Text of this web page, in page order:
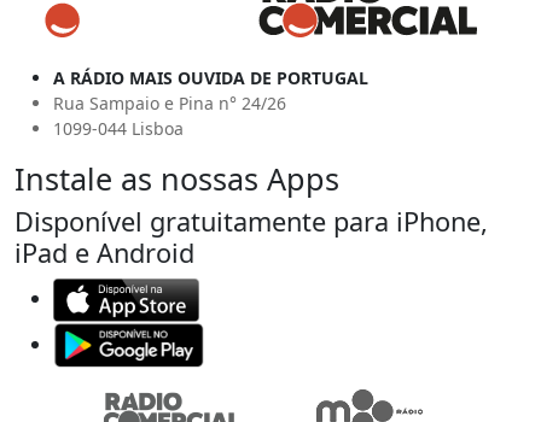
A RÁDIO MAIS OUVIDA DE PORTUGAL
Rua Sampaio e Pina n° 24/26
1099-044 Lisboa
Instale as nossas Apps
Disponível gratuitamente para iPhone,
iPad e Android